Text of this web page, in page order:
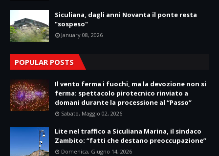
Siculiana, dagli anni Novanta il ponte resta
"sospeso"
January 08, 2026
POPULAR POSTS
Il vento ferma i fuochi, ma la devozione non si
ferma: spettacolo pirotecnico rinviato a
domani durante la processione al “Passo”
Sabato, Maggio 02, 2026
Lite nel traffico a Siculiana Marina, il sindaco
Zambito: “fatti che destano preoccupazione”
Domenica, Giugno 14, 2026